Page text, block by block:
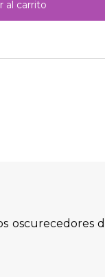
al carrito